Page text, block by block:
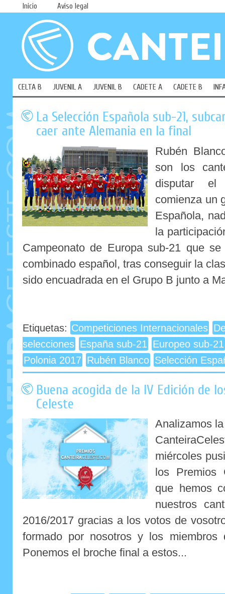
Inicio Aviso legal
CELTA B JUVENIL A JUVENIL B CADETE A CADETE B
La Selección Española sub-21,
caer ante Alemania en la final
Rubén
son los
disputar el
comienza un
Española,
la
Campeonato de Europa sub-21 que
combinado español, tras conseguir la
sido encuadrada en el Grupo B junto a
Etiquetas: Competiciones Internacionales
selecciones España sub-21 Europeo sub-21
Polonia 2017 Rubén Blanco Selección
Buena acogida de la IV Edición de
Celeste
Analizamos
miércoles
los Premios
que hemos
nuestros
2016/2017 gracias a los votos de
formado por nosotros y los
Ponemos el broche final a estos...